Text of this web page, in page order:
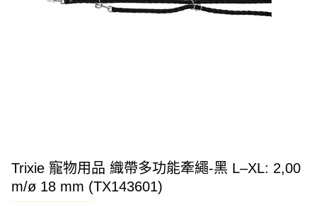
Trixie 寵物用品 織帶多功能牽繩-黑 L–XL: 2,00
m/ø 18 mm (TX143601)